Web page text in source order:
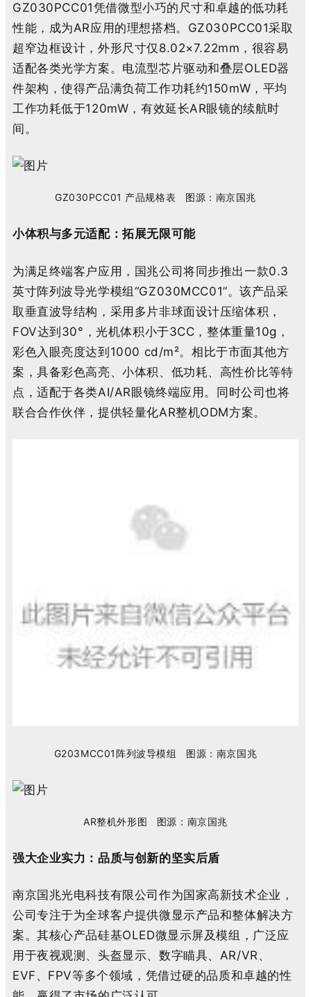
GZ030PCC01凭借微型小巧的尺寸和卓越的低功耗
性能，成为AR应用 的理想搭档。 GZ030PCC01采取
超窄边框设计，外形尺寸仅 8.02×7.22mm ，很容易
适配各类光学方案。电流型芯片驱动和叠层OLED器
件架构，使得产品满负荷工作功耗约150mW ，平均
工作功耗低于120mW ， 有效延长AR眼镜的续航时
间。
GZ030PCC01 产品规格表 图源：南京国兆
小体积与多元适配：拓展无限可能
为满足终端客户应用，国兆公司将同步推出一款0.3
英寸阵列波导光学模组 “GZ030MCC01”。该产品采
取垂直波导结构，采用多片非球面设计压缩体积，
FOV达到 30°，光机体积小于3CC ，整体重量10g ，
彩色入眼亮度达到 1000 cd/m²。相比于市面其他方
案，具备彩色高亮、小体积、低功耗、高性价比等特
点，适配于各类AI/AR眼镜终端应用。同时公司也将
联合合作伙伴，提供轻量化AR整机ODM方案。
G203MCC01阵列波导模组 图源：南京国兆
AR整机外形图 图源：南京国兆
强大企业实力：品质与创新的坚实后盾
南京国兆光电科技有限公司作为国家高新技术企业，
公司专注于为全球客户提供微显示产品和整体解决方
案。其核心产品硅基OLED微显示屏及模组，广泛应
用于夜视观测、头盔显示、数字瞄具、 AR/VR、
EVF 、 FPV等多个领域，凭借过硬的品质和卓越的性